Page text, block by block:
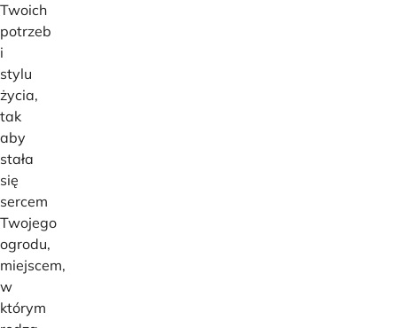
Twoich
potrzeb
i
stylu
życia,
tak
aby
stała
się
sercem
Twojego
ogrodu,
miejscem,
w
którym